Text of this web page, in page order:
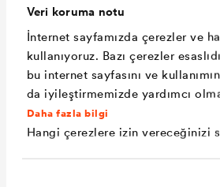
Veri koruma notu
İnternet sayfamızda çerezler ve
kullanıyoruz. Bazı çerezler
bu internet sayfasını ve
da iyileştirmemizde yardımcı
Daha fazla bilgi
Hangi çerezlere izin vereceğinizi
Teknik veriler
Malzeme
katmanı, ve
oluşan,